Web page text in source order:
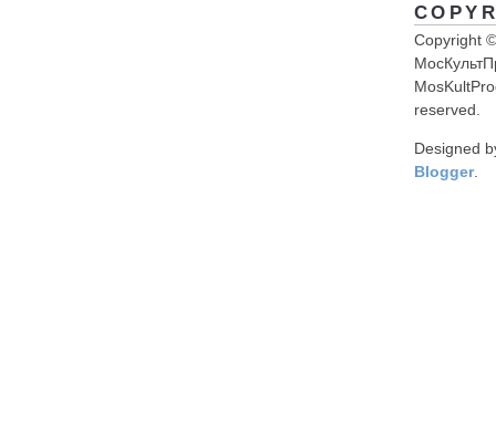
Copyright
reserved.
Designed
Blogger.